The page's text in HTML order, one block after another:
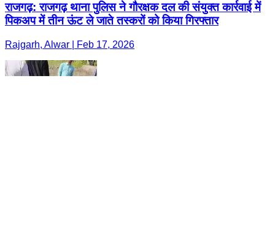
राजगढ़: राजगढ़ थाना पुलिस ने गौरक्षक दल की संयुक्त कार्रवाई में
पिकअप में तीन ऊंट ले जाते तस्करों को किया गिरफ्तार
Rajgarh, Alwar | Feb 17, 2026